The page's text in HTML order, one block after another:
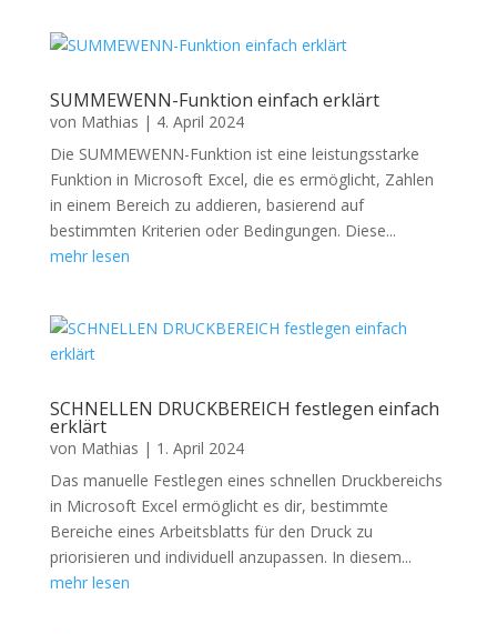
SUMMEWENN-Funktion einfach erklärt
von Mathias | 4. April 2024
Die SUMMEWENN-Funktion ist eine leistungsstarke
Funktion in Microsoft Excel, die es ermöglicht, Zahlen
in einem Bereich zu addieren, basierend auf
bestimmten Kriterien oder Bedingungen. Diese...
mehr lesen
SCHNELLEN DRUCKBEREICH festlegen einfach
erklärt
von Mathias | 1. April 2024
Das manuelle Festlegen eines schnellen Druckbereichs
in Microsoft Excel ermöglicht es dir, bestimmte
Bereiche eines Arbeitsblatts für den Druck zu
priorisieren und individuell anzupassen. In diesem...
mehr lesen